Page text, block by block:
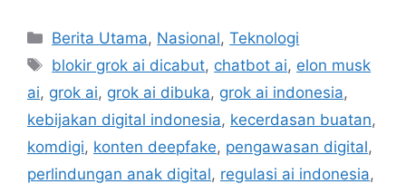
C
a
e
g
o
r
Berita Utama, Nasional,Teknologi
T
g
s
blokir grok ai dicabut, chatbot ai, elon musk
ai, grok ai, grok ai dibuka, grok ai indonesia,
kebijakan digital indonesia, kecerdasan buatan,
komdigi, konten deepfake, pengawasan digital,
perlindungan anak digital, regulasi ai indonesia,